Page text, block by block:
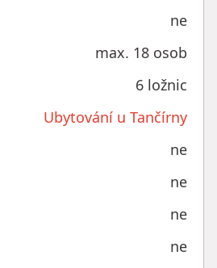
ne
max. 18 osob
6 ložnic
Ubytování u Tančírny
ne
ne
ne
ne